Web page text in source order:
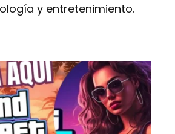
y entretenimiento.